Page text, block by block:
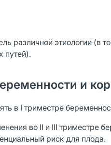
различной этиологии (в
путей).
и
в I триместре
во II и III триместре
риск для плода.